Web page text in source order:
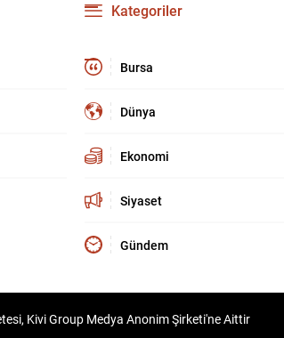
Kategoriler
Bursa
Dünya
Ekonomi
Siyaset
Gündem
Kivi Group Medya Anonim Şirketi'ne Aittir